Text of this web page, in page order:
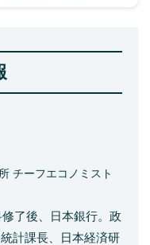
チーフエコノミスト
了後、日本銀行。政
計課長、日本経済研